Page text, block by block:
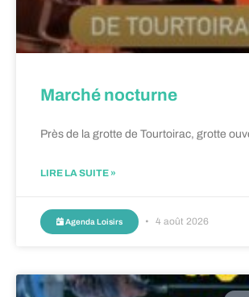
Marché nocturne
Près de la grotte de Tourtoirac, grotte
LIRE LA SUITE »
Agenda Loisirs 4 août 2026